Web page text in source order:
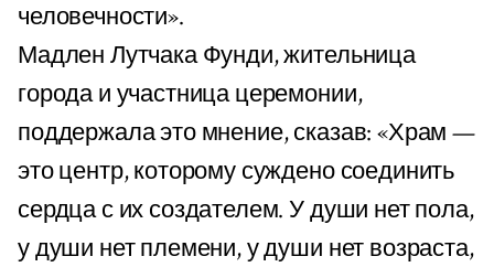
человечности».
Мадлен Лутчака Фунди, жительница
города и участница церемонии,
поддержала это мнение, сказав: «Храм —
это центр, которому суждено соединить
сердца с их создателем. У души нет пола,
у души нет племени, у души нет возраста,